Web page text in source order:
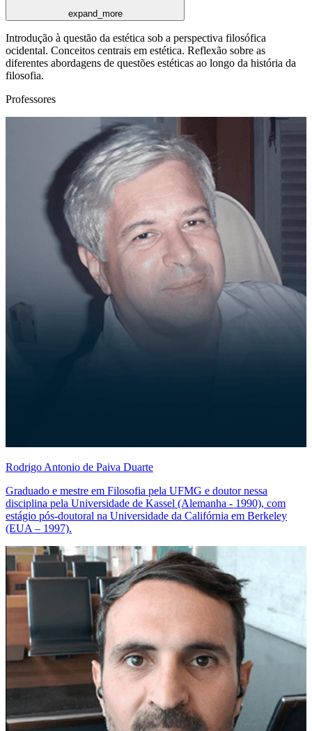
expand_more
Introdução à questão da estética sob a perspectiva filosófica
ocidental. Conceitos centrais em estética. Reflexão sobre as
diferentes abordagens de questões estéticas ao longo da história da
filosofia.
Professores
Rodrigo Antonio de Paiva Duarte
Graduado e mestre em Filosofia pela UFMG e doutor nessa
disciplina pela Universidade de Kassel (Alemanha - 1990), com
estágio pós-doutoral na Universidade da Califórnia em Berkeley
(EUA – 1997).